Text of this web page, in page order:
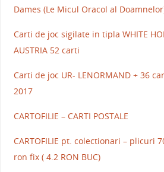
Dames (Le Micul Oracol al
Carti de joc sigilate in tipla WHITE
AUSTRIA 52 carti
Carti de joc UR- LENORMAND + 36
2017
CARTOFILIE – CARTI POSTALE
CARTOFILIE pt. colectionari – plicuri
ron fix ( 4.2 RON BUC)